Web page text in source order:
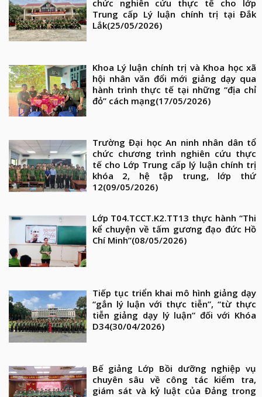
chức nghiên cứu thực tế cho lớp
Trung cấp Lý luận chính trị tại Đắk
Lắk(25/05/2026)
Khoa Lý luận chính trị và Khoa học xã
hội nhân văn đổi mới giảng dạy qua
hành trình thực tế tại những “địa chỉ
đỏ” cách mạng(17/05/2026)
Trường Đại học An ninh nhân dân tổ
chức chương trình nghiên cứu thực
tế cho Lớp Trung cấp lý luận chính trị
khóa 2, hệ tập trung, lớp thứ
12(09/05/2026)
Lớp T04.TCCT.K2.TT13 thực hành “Thi
kể chuyện về tấm gương đạo đức Hồ
Chí Minh”(08/05/2026)
Tiếp tục triển khai mô hình giảng dạy
“gắn lý luận với thực tiễn”, “từ thực
tiễn giảng dạy lý luận” đối với Khóa
D34(30/04/2026)
Bế giảng Lớp Bồi dưỡng nghiệp vụ
chuyên sâu về công tác kiểm tra,
giám sát và kỷ luật của Đảng trong